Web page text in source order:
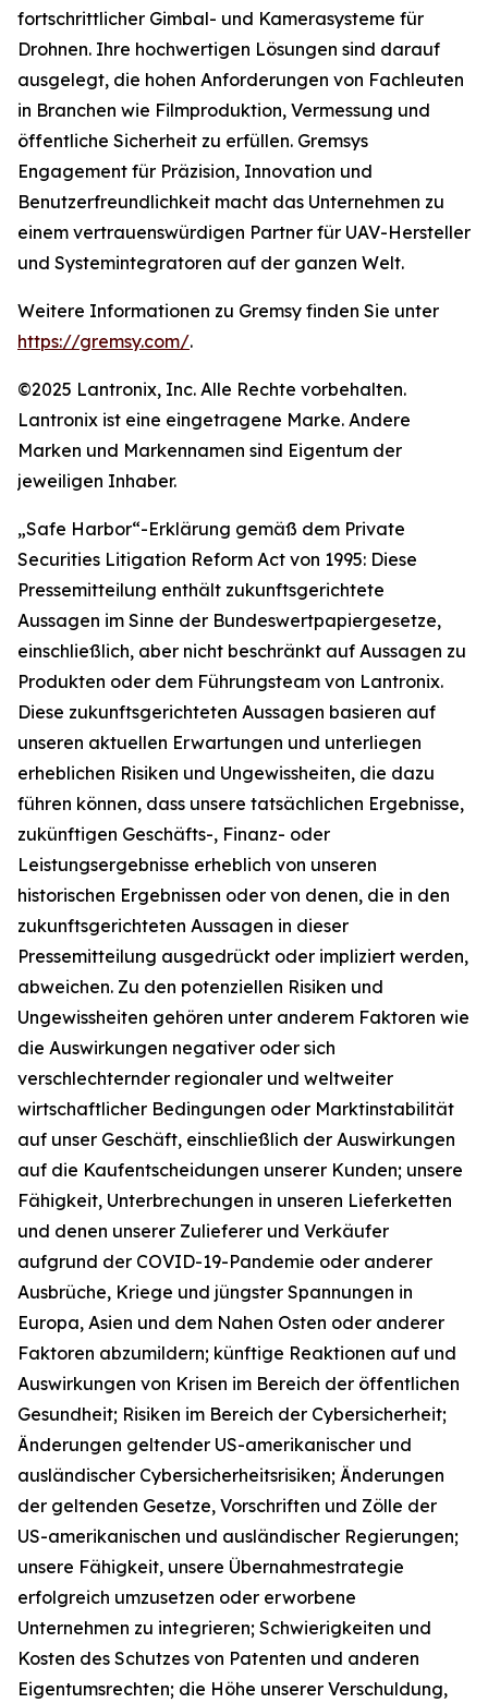
fortschrittlicher Gimbal- und Kamerasysteme für
Drohnen. Ihre hochwertigen Lösungen sind darauf
ausgelegt, die hohen Anforderungen von Fachleuten
in Branchen wie Filmproduktion, Vermessung und
öffentliche Sicherheit zu erfüllen. Gremsys
Engagement für Präzision, Innovation und
Benutzerfreundlichkeit macht das Unternehmen zu
einem vertrauenswürdigen Partner für UAV-Hersteller
und Systemintegratoren auf der ganzen Welt.
Weitere Informationen zu Gremsy finden Sie unter
https://gremsy.com/.
©2025 Lantronix, Inc. Alle Rechte vorbehalten.
Lantronix ist eine eingetragene Marke. Andere
Marken und Markennamen sind Eigentum der
jeweiligen Inhaber.
„Safe Harbor“-Erklärung gemäß dem Private
Securities Litigation Reform Act von 1995: Diese
Pressemitteilung enthält zukunftsgerichtete
Aussagen im Sinne der Bundeswertpapiergesetze,
einschließlich, aber nicht beschränkt auf Aussagen zu
Produkten oder dem Führungsteam von Lantronix.
Diese zukunftsgerichteten Aussagen basieren auf
unseren aktuellen Erwartungen und unterliegen
erheblichen Risiken und Ungewissheiten, die dazu
führen können, dass unsere tatsächlichen Ergebnisse,
zukünftigen Geschäfts-, Finanz- oder
Leistungsergebnisse erheblich von unseren
historischen Ergebnissen oder von denen, die in den
zukunftsgerichteten Aussagen in dieser
Pressemitteilung ausgedrückt oder impliziert werden,
abweichen. Zu den potenziellen Risiken und
Ungewissheiten gehören unter anderem Faktoren wie
die Auswirkungen negativer oder sich
verschlechternder regionaler und weltweiter
wirtschaftlicher Bedingungen oder Marktinstabilität
auf unser Geschäft, einschließlich der Auswirkungen
auf die Kaufentscheidungen unserer Kunden; unsere
Fähigkeit, Unterbrechungen in unseren Lieferketten
und denen unserer Zulieferer und Verkäufer
aufgrund der COVID-19-Pandemie oder anderer
Ausbrüche, Kriege und jüngster Spannungen in
Europa, Asien und dem Nahen Osten oder anderer
Faktoren abzumildern; künftige Reaktionen auf und
Auswirkungen von Krisen im Bereich der öffentlichen
Gesundheit; Risiken im Bereich der Cybersicherheit;
Änderungen geltender US-amerikanischer und
ausländischer Cybersicherheitsrisiken; Änderungen
der geltenden Gesetze, Vorschriften und Zölle der
US-amerikanischen und ausländischer Regierungen;
unsere Fähigkeit, unsere Übernahmestrategie
erfolgreich umzusetzen oder erworbene
Unternehmen zu integrieren; Schwierigkeiten und
Kosten des Schutzes von Patenten und anderen
Eigentumsrechten; die Höhe unserer Verschuldung,